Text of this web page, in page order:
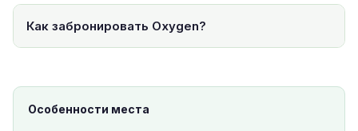
Как забронировать Oxygen?
Особенности места